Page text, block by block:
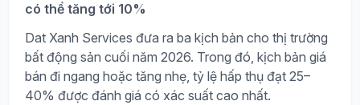
có thể tăng tới 10%
Dat Xanh Services đưa ra ba kịch bản cho thị trường
bất động sản cuối năm 2026. Trong đó, kịch bản giá
bán đi ngang hoặc tăng nhẹ, tỷ lệ hấp thụ đạt 25–
40% được đánh giá có xác suất cao nhất.